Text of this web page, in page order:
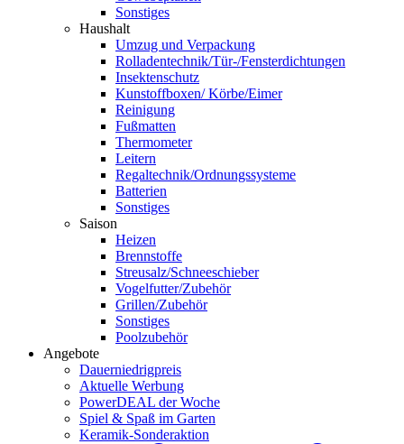
Sonstiges
Haushalt
Umzug und Verpackung
Rolladentechnik/Tür-/Fensterdichtungen
Insektenschutz
Kunstoffboxen/ Körbe/Eimer
Reinigung
Fußmatten
Thermometer
Leitern
Regaltechnik/Ordnungssysteme
Batterien
Sonstiges
Saison
Heizen
Brennstoffe
Streusalz/Schneeschieber
Vogelfutter/Zubehör
Grillen/Zubehör
Sonstiges
Poolzubehör
Angebote
Dauerniedrigpreis
Aktuelle Werbung
PowerDEAL der Woche
Spiel & Spaß im Garten
Keramik-Sonderaktion